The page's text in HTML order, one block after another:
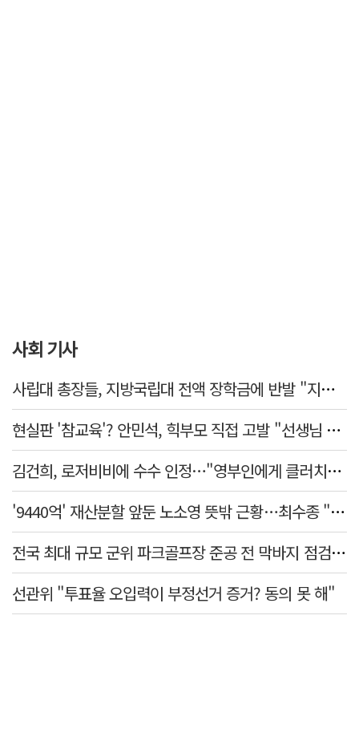
사회 기사
사립대 총장들, 지방국립대 전액 장학금에 반발 "지역 사립대도 동등 지원해야"
현실판 '참교육'? 안민석, 힉부모 직접 고발 "선생님 협박 용납 못 해"
김건희, 로저비비에 수수 인정…"영부인에게 클러치백 필수품"
'9440억' 재산분할 앞둔 노소영 뜻밖 근황…최수종 "귀한 발걸음 감사"
전국 최대 규모 군위 파크골프장 준공 전 막바지 점검…공정률 85%
선관위 "투표율 오입력이 부정선거 증거? 동의 못 해"